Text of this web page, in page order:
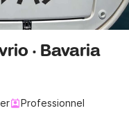
· Bavaria
Professionnel